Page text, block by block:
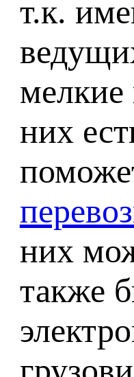
т.к.
мелкие
них
них
также